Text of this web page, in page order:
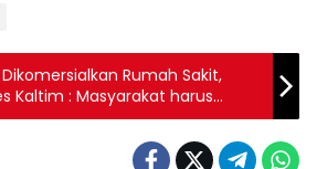
Rumah Sakit,
Kaltim : Masyarakat harus